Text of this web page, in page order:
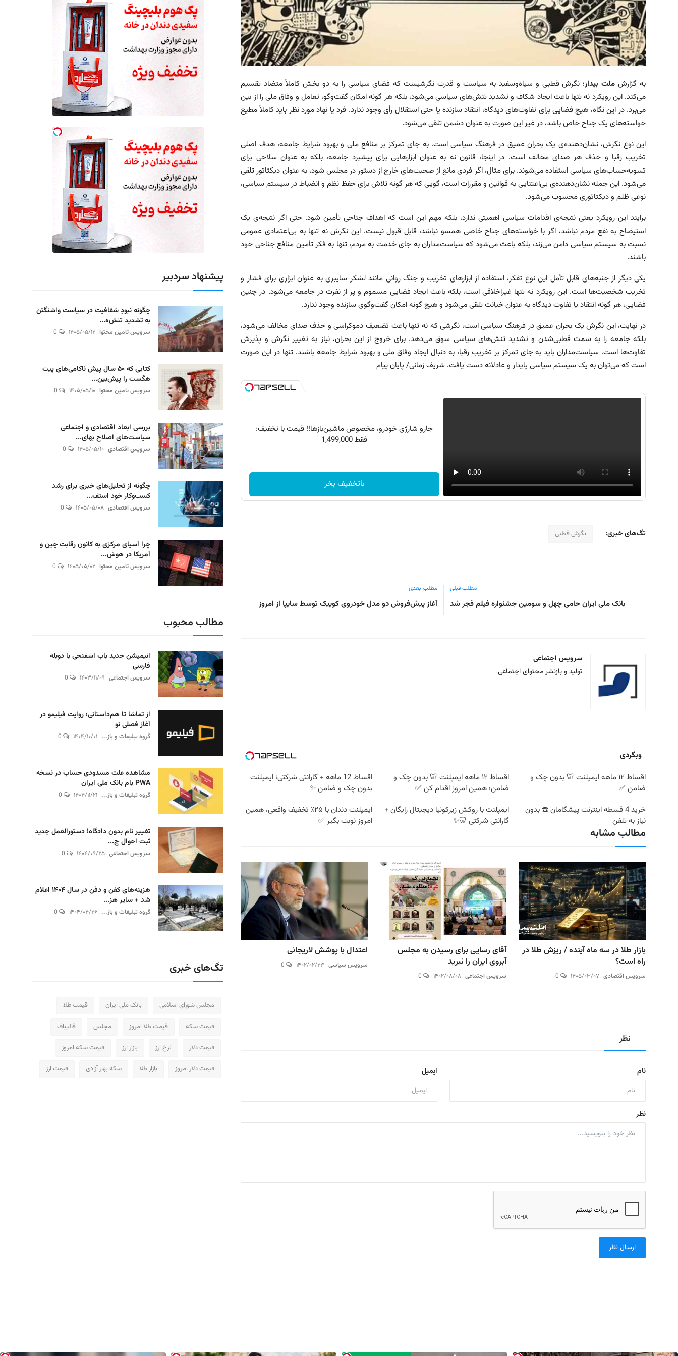
به گزارش ملت بیدار؛ نگرش قطبی و سیاه‌وسفید به سیاست و قدرت نگرشیست که فضای سیاسی را به دو بخش کاملاً متضاد تقسیم
می‌کند. این رویکرد نه تنها باعث ایجاد شکاف و تشدید تنش‌های سیاسی می‌شود، بلکه هر گونه امکان گفت‌وگو، تعامل و وفاق ملی را از بین
می‌برد. در این نگاه، هیچ فضایی برای تفاوت‌های دیدگاه، انتقاد سازنده یا حتی استقلال رأی وجود ندارد. فرد یا نهاد مورد نظر باید کاملاً مطیع
خواسته‌های یک جناح خاص باشد، در غیر این صورت به عنوان دشمن تلقی می‌شود.
این نوع نگرش، نشان‌دهنده‌ی یک بحران عمیق در فرهنگ سیاسی است. به جای تمرکز بر منافع ملی و بهبود شرایط جامعه، هدف اصلی
تخریب رقبا و حذف هر صدای مخالف است. در اینجا، قانون نه به عنوان ابزارهایی برای پیشبرد جامعه، بلکه به عنوان سلاحی برای
تسویه‌حساب‌های سیاسی استفاده می‌شوند. برای مثال، اگر فردی مانع از صحبت‌های خارج از دستور در مجلس شود، به عنوان دیکتاتور تلقی
می‌شود. این جمله نشان‌دهنده‌ی بی‌اعتنایی به قوانین و مقررات است، گویی که هر گونه تلاش برای حفظ نظم و انضباط در سیستم سیاسی،
نوعی ظلم و دیکتاتوری محسوب می‌شود.
برایند این رویکرد یعنی نتیجه‌ی اقدامات سیاسی اهمیتی ندارد، بلکه مهم این است که اهداف جناحی تأمین شود. حتی اگر نتیجه‌ی یک
استیضاح به نفع مردم نباشد، اگر با خواسته‌های جناح خاصی همسو نباشد، قابل قبول نیست. این نگرش نه تنها به بی‌اعتمادی عمومی
نسبت به سیستم سیاسی دامن می‌زند، بلکه باعث می‌شود که سیاست‌مداران به جای خدمت به مردم، تنها به فکر تأمین منافع جناحی خود
باشند.
یکی دیگر از جنبه‌های قابل تأمل این نوع تفکر، استفاده از ابزارهای تخریب و جنگ روانی مانند لشکر سایبری به عنوان ابزاری برای فشار و
تخریب شخصیت‌ها است. این رویکرد نه تنها غیراخلاقی است، بلکه باعث ایجاد فضایی مسموم و پر از نفرت در جامعه می‌شود. در چنین
فضایی، هر گونه انتقاد یا تفاوت دیدگاه به عنوان خیانت تلقی می‌شود و هیچ گونه امکان گفت‌وگوی سازنده وجود ندارد.
در نهایت، این نگرش یک بحران عمیق در فرهنگ سیاسی است، نگرشی که نه تنها باعث تضعیف دموکراسی و حذف صدای مخالف می‌شود،
بلکه جامعه را به سمت قطبی‌شدن و تشدید تنش‌های سیاسی سوق می‌دهد. برای خروج از این بحران، نیاز به تغییر نگرش و پذیرش
تفاوت‌ها است. سیاست‌مداران باید به جای تمرکز بر تخریب رقبا، به دنبال ایجاد وفاق ملی و بهبود شرایط جامعه باشند. تنها در این صورت
است که می‌توان به یک سیستم سیاسی پایدار و عادلانه دست یافت. شریف زمانی/ پایان پیام
جارو شارژی خودرو، مخصوص ماشین‌باز‌ها!! قیمت با تخفیف:
فقط 1,499,000
باتخفیف بخر
تگ‌های خبری: نگرش قطبی
مطلب قبلی
بانک ملی ایران حامی چهل و سومین جشنواره فیلم فجر شد
مطلب بعدی
آغاز پیش‌فروش دو مدل خودروی کوییک توسط سایپا از امروز
سرویس اجتماعی
تولید و بازنشر محتوای اجتماعی
وبگردی
اقساط ۱۲ ماهه ایمپلنت 🦷 بدون چک و
ضامن ✅
اقساط ۱۲ ماهه ایمپلنت 🦷 بدون چک و
ضامن؛ همین امروز اقدام کن ✅
اقساط 12 ماهه + گارانتی شرکتی؛ ایمپلنت
بدون چک و ضامن ✨
خرید 4 قسطه اینترنت پیشگامان ☎️ بدون
نیاز به تلفن
ایمپلنت با روکش زیرکونیا دیجیتال رایگان +
گارانتی شرکتی 🦷✨
ایمپلنت دندان با ۲۵٪ تخفیف واقعی، همین
امروز نوبت بگیر ✅
مطالب مشابه
بازار طلا در سه ماه آینده / ریزش طلا در
راه است؟
سرویس اقتصادی ۱۴۰۵/۰۳/۰۷
آقای رسایی برای رسیدن به مجلس
آبروی ایران را نبرید
سرویس اجتماعی ۱۴۰۲/۰۸/۰۸ 0
اعتدال با پوشش لاریجانی
سرویس سیاسی ۱۴۰۲/۰۲/۲۳
نظر
نام ایمیل
نظر
ارسال نظر
پیشنهاد سردبیر
چگونه نبودِ شفافیت در سیاست واشنگتن
به تشدید تنش‌ه...
سرویس تامین محتوا ۱۴۰۵/۰۵/۱۲ 0
کتابی که ۵۰ سال پیش ناکامی‌های پیت
هگست را پیش‌بین...
سرویس تامین محتوا ۱۴۰۵/۰۵/۱۰ 0
بررسی ابعاد اقتصادی و اجتماعی
سیاست‌های اصلاح بهای...
سرویس اقتصادی ۱۴۰۵/۰۵/۱۰ 0
چگونه از تحلیل‌های خبری برای رشد
کسب‌وکار خود استف...
سرویس اقتصادی ۱۴۰۵/۰۵/۰۸ 0
چرا آسیای مرکزی به کانون رقابت چین و
آمریکا در هوش...
سرویس تامین محتوا ۱۴۰۵/۰۵/۰۲ 0
مطالب محبوب
انیمیشن جدید باب اسفنجی با دوبله
فارسی
سرویس اجتماعی ۱۴۰۳/۱۱/۰۹ 0
از تماشا تا هم‌داستانی؛ روایت فیلیمو در
آغاز فصلی نو
گروه تبلیغات و باز... ۱۴۰۴/۱۰/۰۱ 0
مشاهده علت مسدودی حساب در نسخه
PWA بام بانک ملی ایران
گروه تبلیغات و باز... ۱۴۰۴/۱۱/۲۱ 0
تغییر نام بدون دادگاه! دستورالعمل جدید
ثبت احوال چ...
سرویس اجتماعی ۱۴۰۴/۰۹/۲۵ 0
هزینه‌های کفن و دفن در سال ۱۴۰۴ اعلام
شد + سایر هز...
گروه تبلیغات و باز... ۱۴۰۴/۰۴/۲۶ 0
تگ‌های خبری
مجلس شورای اسلامی بانک ملی ایران قیمت طلا
قیمت سکه قیمت طلا امروز مجلس قالیباف
قیمت دلار نرخ ارز بازار ارز قیمت سکه امروز
قیمت دلار امروز بازار طلا سکه بهار آزادی قیمت ارز